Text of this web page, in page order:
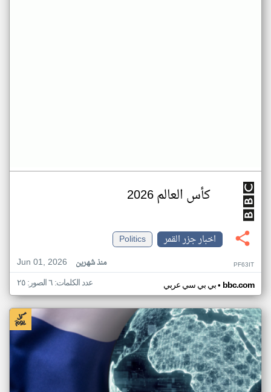
كأس العالم 2026
اخبار جزر القمر
Politics
Jun 01, 2026
منذ شهرين PF63IT
بي بي سي عربي• bbc.com عدد الكلمات: ٦ الصور: ٢٥